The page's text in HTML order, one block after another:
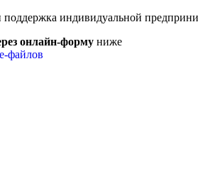
индивидуальной
онлайн-форму ниже
файлов